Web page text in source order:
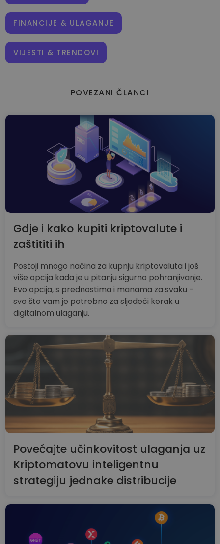
FINANCIJE & ULAGANJE
VIJESTI & TRENDOVI
POVEZANI ČLANCI
Gdje i kako kupiti kriptovalute i
zaštititi ih
Postoji mnogo načina za kupnju kriptovaluta i još
više opcija kada je u pitanju sigurno pohranjivanje.
Evo opcija, s prednostima i manama za svaku –
sve što vam je potrebno za sljedeći korak u
digitalnom ulaganju.
Povećajte učinkovitost ulaganja uz
Kriptomatovu inteligentnu
strategiju jednake distribucije